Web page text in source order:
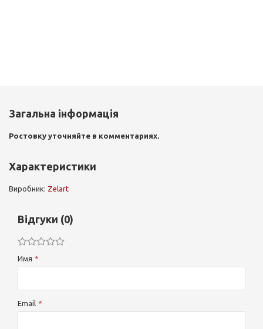
Загальна інформація
Ростовку уточняйте в комментариях.
Характеристики
Виробник: Zelart
Відгуки (0)
Имя
Email